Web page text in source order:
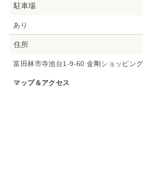
駐車場
あり
住所
富田林市寺池台1-9-60 金剛ショッピン
マップ＆アクセス